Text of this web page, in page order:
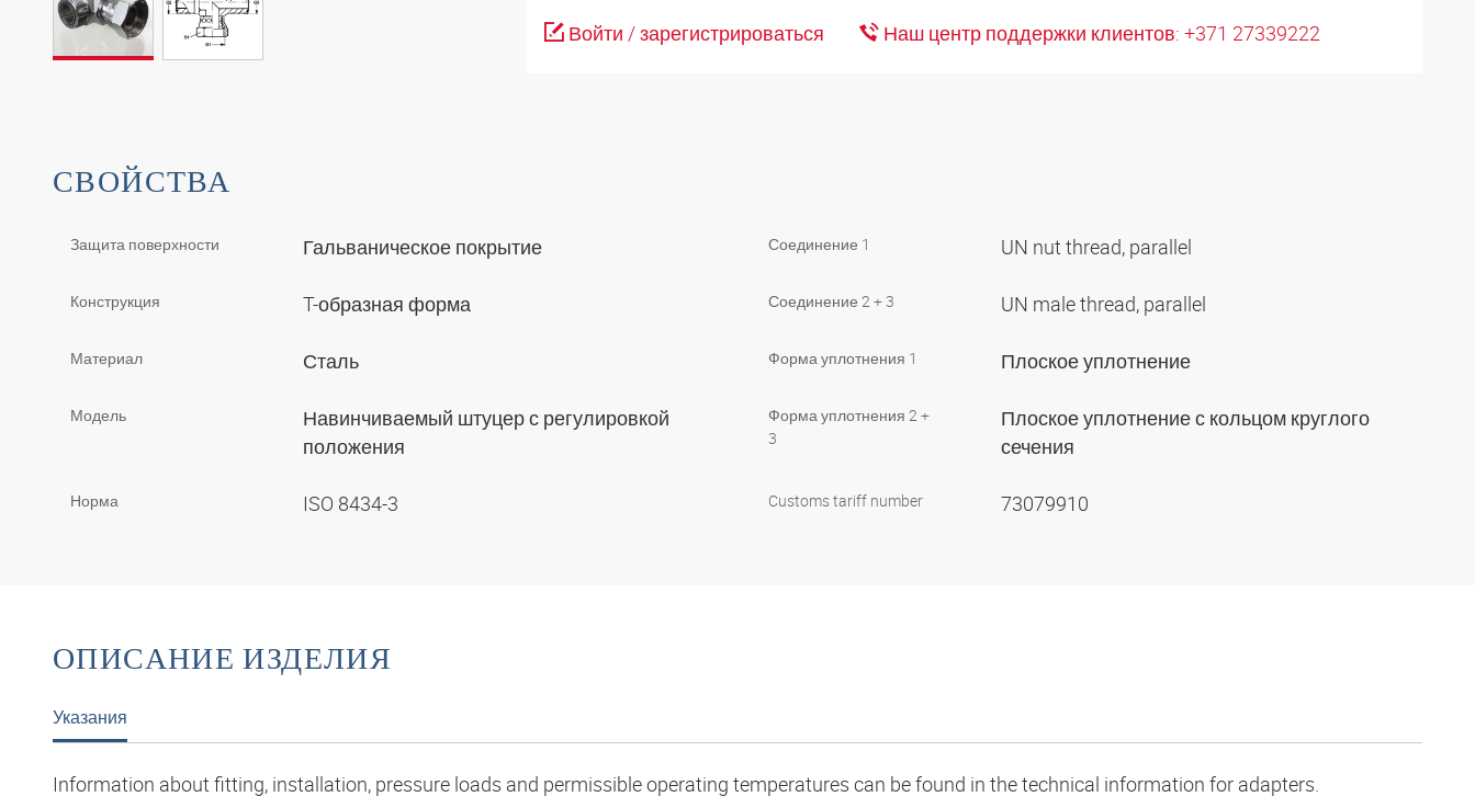
Войти / зарегистрироваться
Наш центр поддержки клиентов: +371 27339222
СВОЙСТВА
Защита поверхности Гальваническое покрытие
Конструкция T-образная форма
Материал Сталь
Модель
Навинчиваемый штуцер с регулировкой
положения
Норма ISO 8434-3
Соединение 1 UN nut thread, parallel
Соединение 2 + 3 UN male thread, parallel
Форма уплотнения 1 Плоское уплотнение
Форма уплотнения 2 +
3
Плоское уплотнение с кольцом круглого
сечения
Customs tariff number 73079910
ОПИСАНИЕ ИЗДЕЛИЯ
Указания
Information about fitting, installation, pressure loads and permissible operating temperatures can be found in the technical information for adapters.